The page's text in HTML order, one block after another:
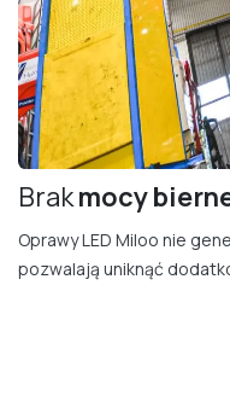
Brakmocy
Oprawy LED Miloo nie
pozwalają uniknąć